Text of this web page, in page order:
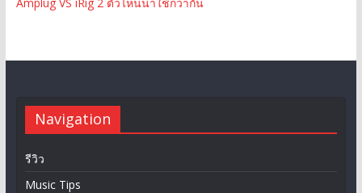
Navigation
รีวิว
Music Tips